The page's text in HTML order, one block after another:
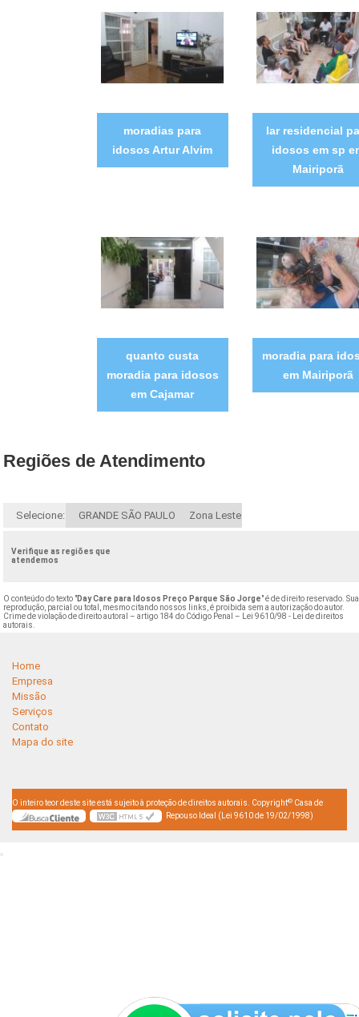
moradias para
idosos Artur Alvim
lar residencial
idosos em sp
Mairiporã
quanto custa
moradia para idosos
em Cajamar
moradia para
em Mairiporã
Regiões de Atendimento
Selecione: GRANDE SÃO PAULO Zona Leste
Verifique as regiões que
atendemos
O conteúdo do texto "Day Care para Idosos Preço Parque São Jorge" é de direito reservado. Sua
reprodução, parcial ou total, mesmo citando nossos links, é proibida sem a autorização do autor.
Crime de violação de direito autoral – artigo 184 do Código Penal –
Lei 9610/98 - Lei de direitos
autorais
Home
Empresa
Missão
Serviços
Contato
Mapa do site
O inteiro teor deste site está sujeito à proteção de direitos autorais. Copyright© Casa de
Repouso Ideal (Lei 9610 de 19/02/1998)